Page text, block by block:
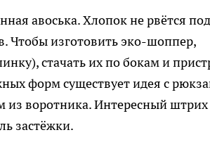
авоська. Хлопок не рвётся под
Чтобы изготовить эко-шоппер,
стачать их по бокам и
форм существует идея с
из воротника. Интересный
застёжки.